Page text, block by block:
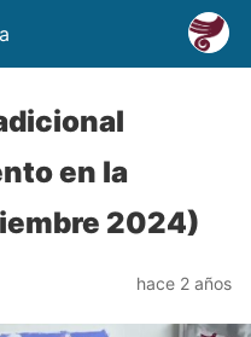
en la
2024)
hace 2 años